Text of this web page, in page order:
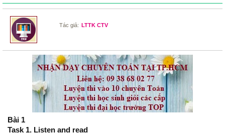
Tác giả: LTTK CTV
Bài 1
Task 1. Listen and read